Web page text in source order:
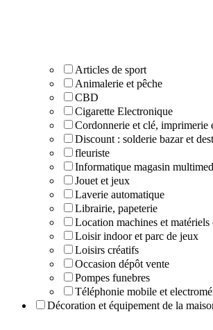
Articles de sport
Animalerie et pêche
CBD
Cigarette Electronique
Cordonnerie et clé, imprimerie
Discount : solderie bazar et
fleuriste
Informatique magasin
Jouet et jeux
Laverie automatique
Librairie, papeterie
Location machines et matériels
Loisir indoor et parc de jeux
Loisirs créatifs
Occasion dépôt vente
Pompes funebres
Téléphonie mobile et
Décoration et équipement de la